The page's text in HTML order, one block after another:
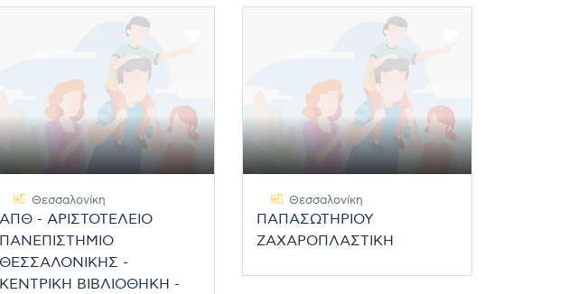
Θεσσαλονίκη
ΑΠΘ - ΑΡΙΣΤΟΤΕΛΕΙΟ
ΠΑΝΕΠΙΣΤΗΜΙΟ
ΘΕΣΣΑΛΟΝΙΚΗΣ -
ΚΕΝΤΡΙΚΗ ΒΙΒΛΙΟΘΗΚΗ -
Θεσσαλονίκη
ΠΑΠΑΣΩΤΗΡΙΟΥ
ΖΑΧΑΡΟΠΛΑΣΤΙΚΗ